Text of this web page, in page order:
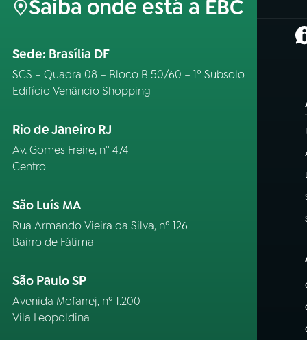
Saiba onde está a EBC
Sede: Brasília DF
SCS – Quadra 08 – Bloco B 50/60 – 1º Subsolo
Edifício Venâncio Shopping
Rio de Janeiro RJ
Av. Gomes Freire, n° 474
Centro
São Luís MA
Rua Armando Vieira da Silva, nº 126
Bairro de Fátima
São Paulo SP
Avenida Mofarrej, nº 1.200
Vila Leopoldina